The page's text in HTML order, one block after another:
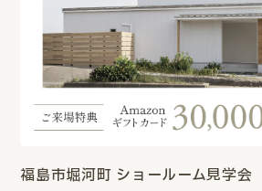
福島市堀河町 ショールーム見学会